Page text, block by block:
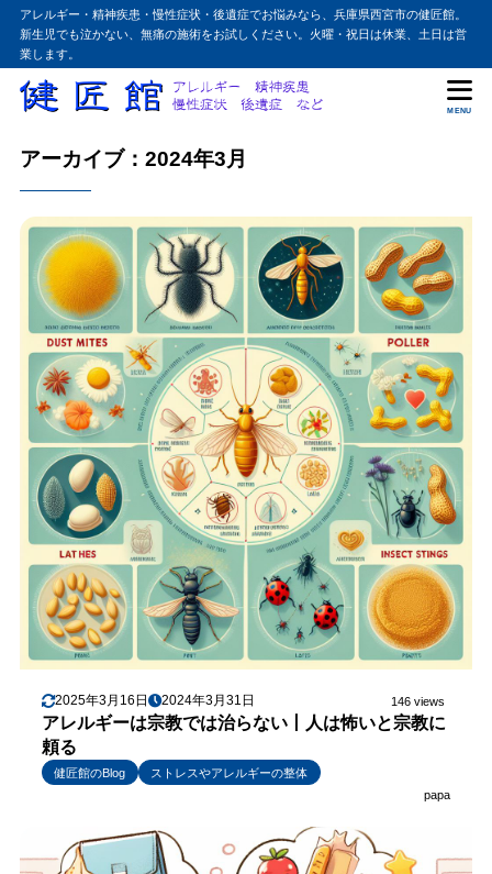
アレルギー・精神疾患・慢性症状・後遺症でお悩みなら、兵庫県西宮市の健匠館。
新生児でも泣かない、無痛の施術をお試しください。火曜・祝日は休業、土日は営
業します。
MENU
アーカイブ：2024年3月
2025年3月16日 2024年3月31日 146 views
アレルギーは宗教では治らない丨人は怖いと宗教に
頼る
健匠館のBlog
ストレスやアレルギーの整体
papa